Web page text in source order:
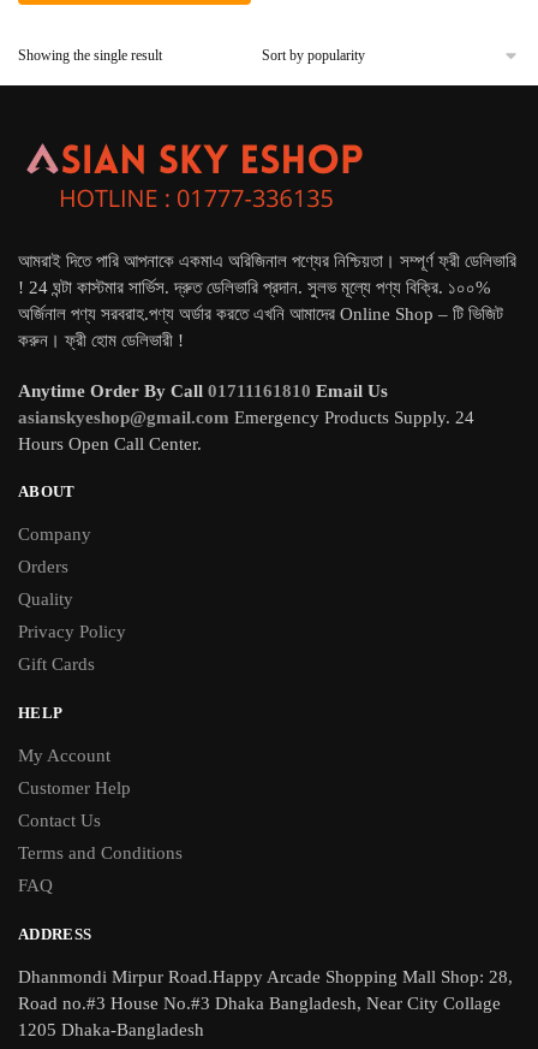
৳ 4,500.৳ 3,500.
Showing the single result
আমরাই দিতে পারি আপনাকে একমাএ অরিজিনাল পণ্যের নিশ্চিয়তা। সম্পূর্ণ ফ্রী ডেলিভারি
! 24 ঘন্টা কাস্টমার সার্ভিস. দ্রুত ডেলিভারি প্রদান. সুলভ মূল্যে পণ্য বিক্রি. ১০০%
অর্জিনাল পণ্য সরবরাহ.পণ্য অর্ডার করতে এখনি আমাদের Online Shop – টি ভিজিট
করুন। ফ্রী হোম ডেলিভারী !
Anytime Order By Call 01711161810 Email Us
asianskyeshop@gmail.com Emergency Products Supply. 24
Hours Open Call Center.
ABOUT
Company
Orders
Quality
Privacy Policy
Gift Cards
HELP
My Account
Customer Help
Contact Us
Terms and Conditions
FAQ
ADDRESS
Dhanmondi Mirpur Road.Happy Arcade Shopping Mall Shop: 28,
Road no.#3 House No.#3 Dhaka Bangladesh, Near City Collage
1205 Dhaka-Bangladesh